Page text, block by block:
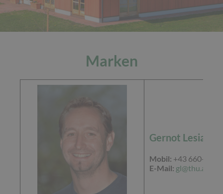
Marken
Gernot Lesiak
Mobil: +43 660-84
E-Mail: gl@thu.at